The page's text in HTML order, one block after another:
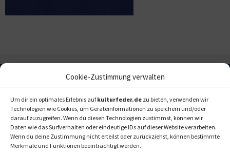
Cookie-Zustimmung verwalten
Um dir ein optimales Erlebnis aufkulturfeder.de zu bieten, verwenden wir
Technologien wie Cookies, um Geräteinformationen zu speichern und/oder
darauf zuzugreifen. Wenn du diesen Technologien zustimmst, können wir
Daten wie das Surfverhalten oder eindeutige IDs auf dieser Website verarbeiten.
Wenn du deine Zustimmung nicht erteilst oder zurückziehst, können bestimmte
Merkmale und Funktionen beeinträchtigt werden.